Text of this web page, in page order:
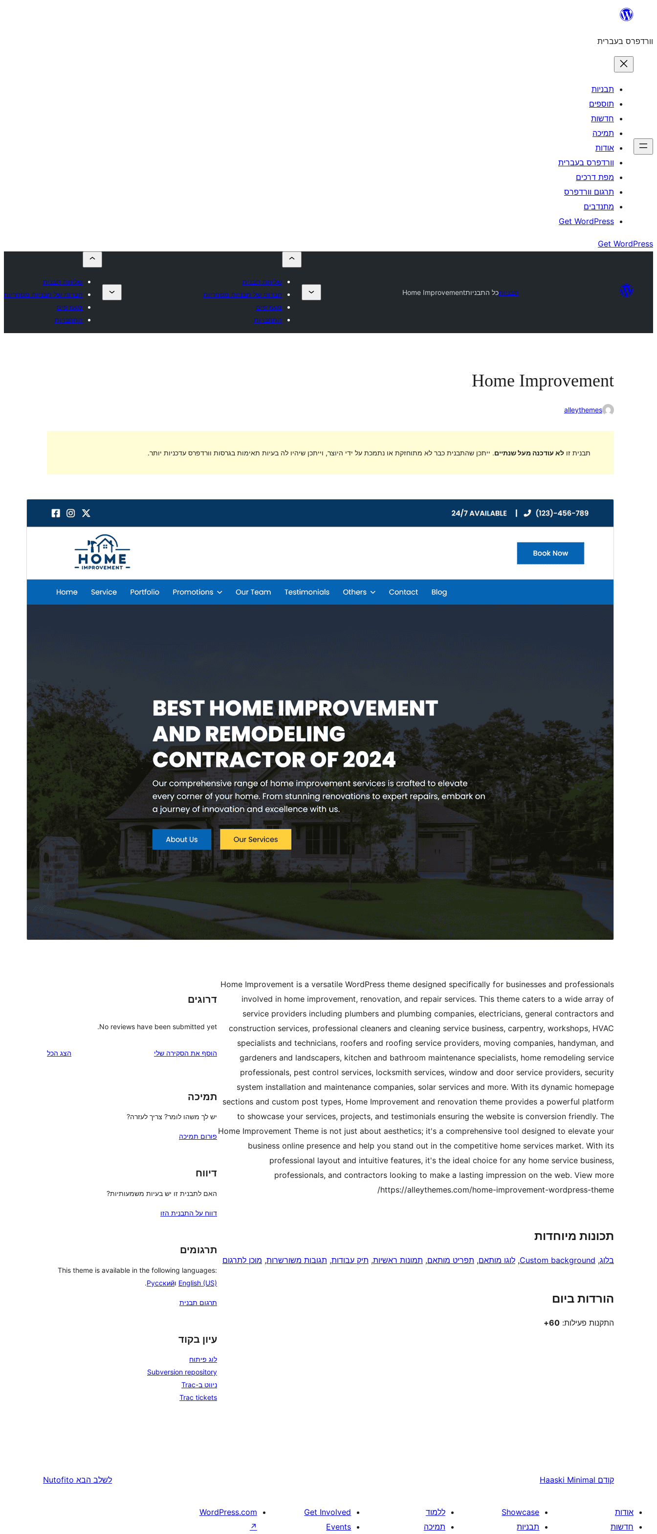
וורדפרס בעברית
תבניות
תוספים
חדשות
תמיכה
אודות
וורדפרס בעברית
מפת דרכים
תרגום וורדפרס
מתנדבים
Get WordPress
Get WordPress
תבניותכל התבניותHome Improvement
שליחת תבנית
חברות של תבניות מסחריות
מועדפים
התחברות
שליחת תבנית
חברות של תבניות מסחריות
מועדפים
התחברות
Home Improvement
alleythemes
תבנית זולא עודכנה מעל שנתיים. ייתכן שהתבנית כבר לא מתוחזקת או נתמכת על ידי היוצר, וייתכן שיהיו לה בעיות תאימות בגרסות וורדפרס עדכניות יותר.
גרסה
1.0.2
26 באפריל 2024
Home Improvement is a versatile WordPress theme designed specifically for businesses and professionals
involved in home improvement, renovation, and repair services. This theme caters to a wide array of
service providers including plumbers and plumbing companies, electricians, general contractors and
construction services, professional cleaners and cleaning service business, carpentry, workshops, HVAC
specialists and technicians, roofers and roofing service providers, moving companies, handyman, and
gardeners and landscapers, kitchen and bathroom maintenance specialists, home remodeling service
professionals, pest control services, locksmith services, window and door service providers, security
system installation and maintenance companies, solar services and more. With its dynamic homepage
sections and custom post types, Home Improvement and renovation theme provides a powerful platform
to showcase your services, projects, and testimonials ensuring the website is conversion friendly. The
Home Improvement Theme is not just about aesthetics; it's a comprehensive tool designed to elevate your
business online presence and help you stand out in the competitive home services market. With its
professional layout and intuitive features, it's the ideal choice for any home service business,
professionals, and contractors looking to make a lasting impression on the web. View more
https://alleythemes.com/home-improvement-wordpress-theme/
תכונות מיוחדות
בלוג,
Custom background
, לוגו מותאם, תפריט מותאם, תמונות ראשיות, תיק עבודות, תגובות משורשרות, מוכן לתרגום
הורדות ביום
התקנות פעילות: 60+
דרוגים
No reviews have been submitted yet.
הוסף את הסקירה שלי הצג הכל
תמיכה
יש לך משהו לומר? צריך לעזרה?
פורום תמיכה
דיווח
האם לתבנית זו יש בעיות משמעותיות?
דווח על התבנית הזו
תרגומים
This theme is available in the following languages:
English (US) וРусский
.
תרגום תבנית
עיון בקוד
לוג פיתוח
Subversion repository
ניווט ב-Trac
Trac tickets
קודם Haaski Minimal לשלב הבא Nutofito
אודות
חדשות
Showcase
תבניות
ללמוד
תמיכה
Get Involved
Events
WordPress.com
↗